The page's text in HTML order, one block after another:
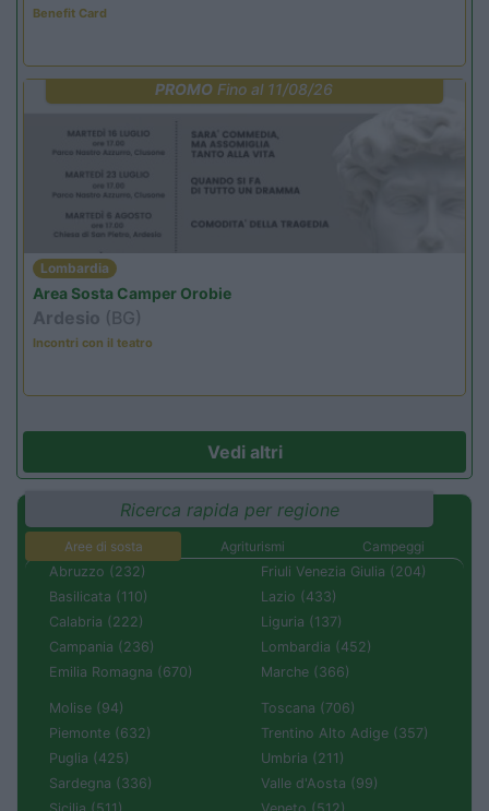
Benefit Card
PROMO Fino al 11/08/26
Lombardia
Area Sosta Camper Orobie
Ardesio (BG)
Incontri con il teatro
Vedi altri
Ricerca rapida per regione
Aree di sosta Agriturismi
Campeggi
Abruzzo (232)
Basilicata (110)
Calabria (222)
Campania (236)
Emilia Romagna (670)
Friuli Venezia Giulia (204)
Lazio (433)
Liguria (137)
Lombardia (452)
Marche (366)
Molise (94)
Piemonte (632)
Puglia (425)
Sardegna (336)
Toscana (706)
Trentino Alto Adige (357)
Umbria (211)
Valle d'Aosta (99)